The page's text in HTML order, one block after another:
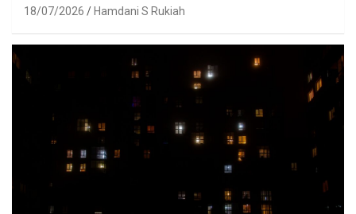
18/07/2026 Hamdani S Rukiah